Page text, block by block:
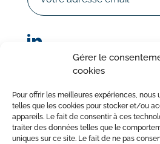
Gérer le
cookies
Pour offrir les meilleures expériences,
telles que les cookies pour stocker et/ou
appareils. Le fait de consentir à ces
traiter des données telles que le
uniques sur ce site. Le fait de ne pas
© Sorodist 2023 – Tous droits
AttrapTemps|Mentions légales|
|Conditions Générales